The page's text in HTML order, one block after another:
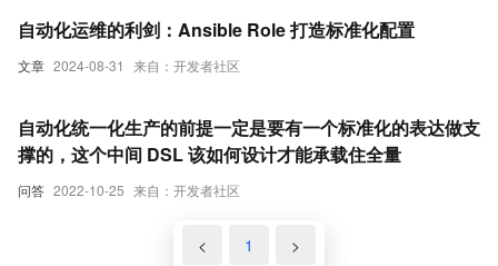
文章 2024-08-31 来自：开发者社区
自动化运维的利剑：Ansible Role 打造标准化配置
问答 2022-10-25 来自：开发者社区
自动化统一化生产的前提一定是要有一个标准化的表达做支
撑的，这个中间 DSL 该如何设计才能承载住全量
< 1 >